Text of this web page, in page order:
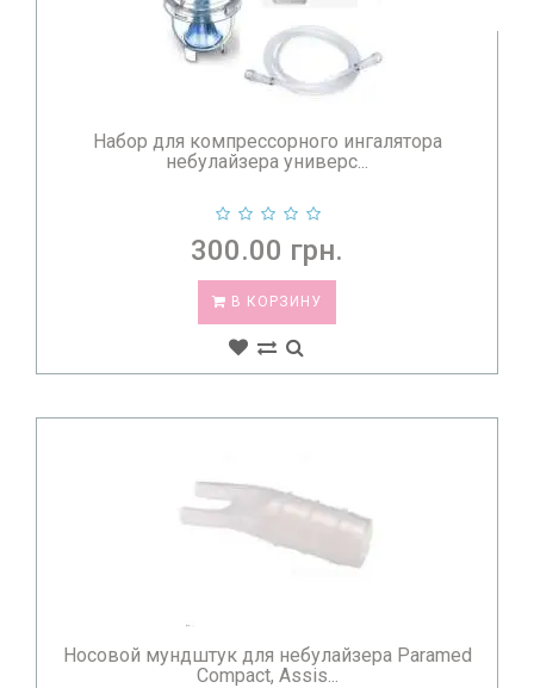
Набор для компрессорного ингалятора
небулайзера универс...
300.00 грн.
В КОРЗИНУ
Носовой мундштук для небулайзера Paramed
Compact, Assis...